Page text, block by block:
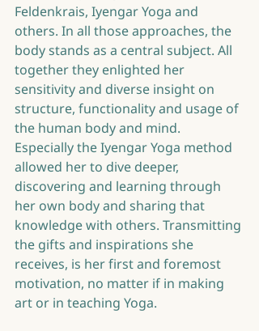
Feldenkrais, Iyengar Yoga and
others. In all those approaches, the
body stands as a central subject. All
together they enlighted her
sensitivity and diverse insight on
structure, functionality and usage of
the human body and mind.
Especially the Iyengar Yoga method
allowed her to dive deeper,
discovering and learning through
her own body and sharing that
knowledge with others. Transmitting
the gifts and inspirations she
receives, is her first and foremost
motivation, no matter if in making
art or in teaching Yoga.